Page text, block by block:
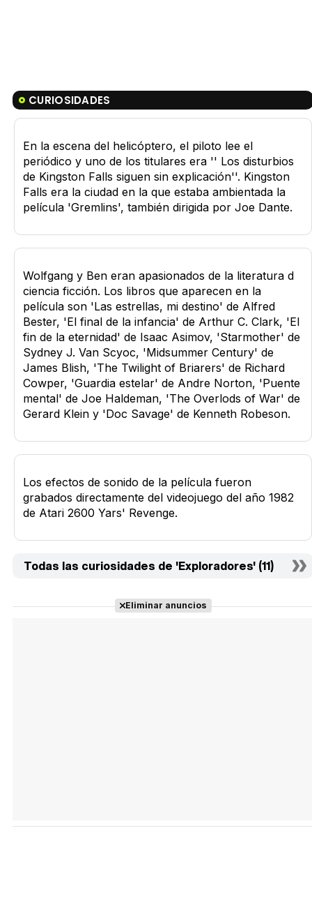
CURIOSIDADES
En la escena del helicóptero, el piloto lee el
periódico y uno de los titulares era '' Los disturbios
de Kingston Falls siguen sin explicación''. Kingston
Falls era la ciudad en la que estaba ambientada la
película 'Gremlins', también dirigida por Joe Dante.
Wolfgang y Ben eran apasionados de la literatura d
ciencia ficción. Los libros que aparecen en la
película son 'Las estrellas, mi destino' de Alfred
Bester, 'El final de la infancia' de Arthur C. Clark, 'El
fin de la eternidad' de Isaac Asimov, 'Starmother' de
Sydney J. Van Scyoc, 'Midsummer Century' de
James Blish, 'The Twilight of Briarers' de Richard
Cowper, 'Guardia estelar' de Andre Norton, 'Puente
mental' de Joe Haldeman, 'The Overlods of War' de
Gerard Klein y 'Doc Savage' de Kenneth Robeson.
Los efectos de sonido de la película fueron
grabados directamente del videojuego del año 1982
de Atari 2600 Yars' Revenge.
Todas las curiosidades de 'Exploradores' (11)
Eliminar anuncios